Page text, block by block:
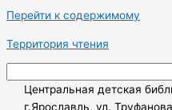
Перейти к содержимому
Территория чтения
Центральная детская
г.Ярославль, ул.